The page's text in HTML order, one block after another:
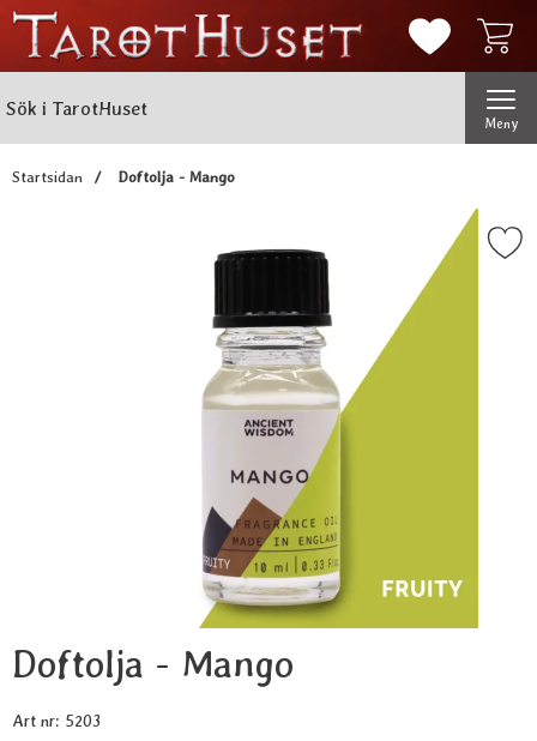
Mina
Meny
Startsidan Doftolja - Mango
Markera doftolja -
Doftolja - Mango
Art nr: 5203